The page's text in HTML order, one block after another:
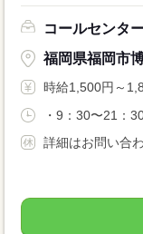
コールセンタ
福岡県福岡市
時給1,500円～
・9：30〜21：
詳細はお問い合